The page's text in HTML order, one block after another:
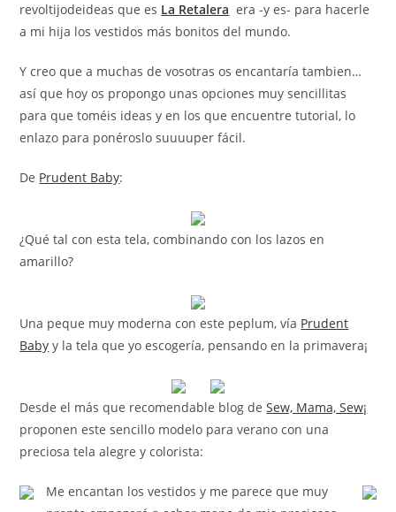
revoltijodeideas que es La Retalera era -y es- para hacerle
a mi hija los vestidos más bonitos del mundo.
Y creo que a muchas de vosotras os encantaría tambien…
así que hoy os propongo unas opciones muy sencillitas
para que toméis ideas y en los que encuentre tutorial, lo
enlazo para ponéroslo suuuuper fácil.
De Prudent Baby:
¿Qué tal con esta tela, combinando con los lazos en
amarillo?
Una peque muy moderna con este peplum, vía Prudent
Baby y la tela que yo escogería, pensando en la primavera¡
Desde el más que recomendable blog deSew, Mama, Sew¡
proponen este sencillo modelo para verano con una
preciosa tela alegre y colorista:
Me encantan los vestidos y me parece que muy